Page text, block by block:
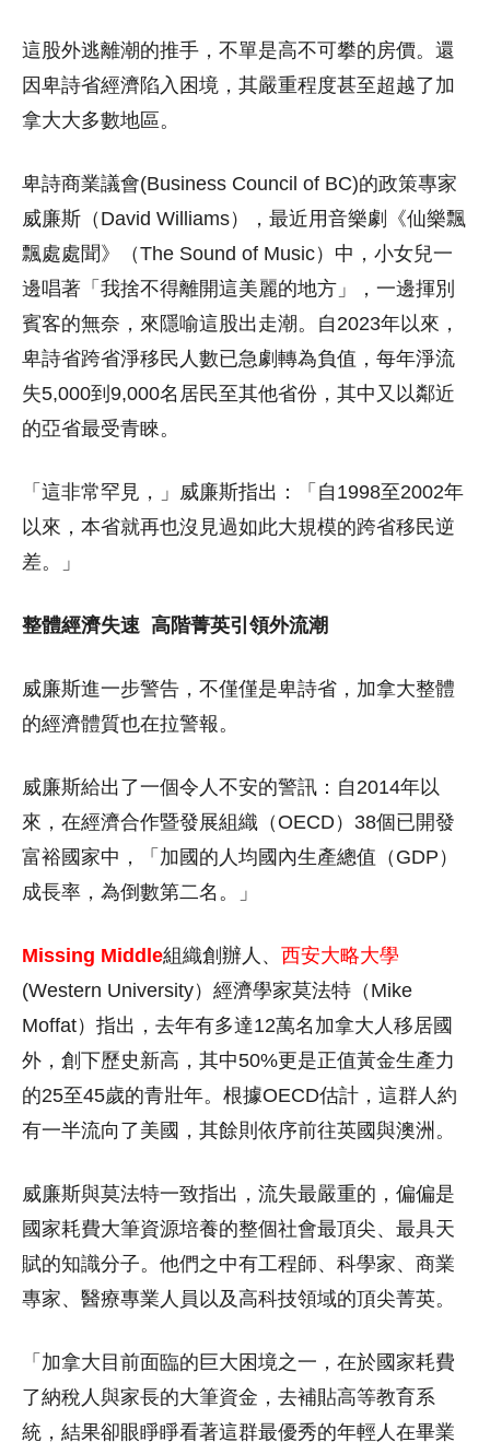
這股外逃離潮的推手，不單是高不可攀的房價。還
因卑詩省經濟陷入困境，其嚴重程度甚至超越了加
拿大大多數地區。
卑詩商業議會(Business Council of BC)的政策專家
威廉斯（David Williams），最近用音樂劇《仙樂飄
飄處處聞》（The Sound of Music）中，小女兒一
邊唱著「我捨不得離開這美麗的地方」，一邊揮別
賓客的無奈，來隱喻這股出走潮。自2023年以來，
卑詩省跨省淨移民人數已急劇轉為負值，每年淨流
失5,000到9,000名居民至其他省份，其中又以鄰近
的亞省最受青睞。
「這非常罕見，」威廉斯指出：「自1998至2002年
以來，本省就再也沒見過如此大規模的跨省移民逆
差。」
整體經濟失速 高階菁英引領外流潮
威廉斯進一步警告，不僅僅是卑詩省，加拿大整體
的經濟體質也在拉警報。
威廉斯給出了一個令人不安的警訊：自2014年以
來，在經濟合作暨發展組織（OECD）38個已開發
富裕國家中，「加國的人均國內生產總值（GDP）
成長率，為倒數第二名。」
Missing Middle組織創辦人、 西安大略大學
(Western University）經濟學家莫法特（Mike
Moffat）指出，去年有多達12萬名加拿大人移居國
外，創下歷史新高，其中50%更是正值黃金生產力
的25至45歲的青壯年。根據OECD估計，這群人約
有一半流向了美國，其餘則依序前往英國與澳洲。
威廉斯與莫法特一致指出，流失最嚴重的，偏偏是
國家耗費大筆資源培養的整個社會最頂尖、最具天
賦的知識分子。他們之中有工程師、科學家、商業
專家、醫療專業人員以及高科技領域的頂尖菁英。
「加拿大目前面臨的巨大困境之一，在於國家耗費
了納稅人與家長的大筆資金，去補貼高等教育系
統，結果卻眼睜睜看著這群最優秀的年輕人在畢業